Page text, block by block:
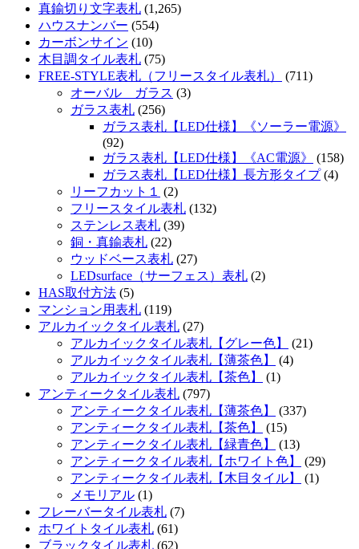
真鍮切り文字表札 (1,265)
ハウスナンバー (554)
カーボンサイン (10)
木目調タイル表札 (75)
FREE-STYLE表札（フリースタイル表札）
(711)
オーバル ガラス (3)
ガラス表札 (256)
ガラス表札【LED仕様】《ソーラー電源》
(92)
ガラス表札【LED仕様】《AC電源》
(158)
ガラス表札【LED仕様】長方形タイプ(4)
リーフカット１
(2)
フリースタイル表札 (132)
ステンレス表札 (39)
銅・真鍮表札 (22)
ウッドベース表札 (27)
LEDsurface（サーフェス）表札 (2)
HAS取付方法 (5)
マンション用表札 (119)
アルカイックタイル表札 (27)
アルカイックタイル表札【グレー色】
(21)
アルカイックタイル表札【薄茶色】
(4)
アルカイックタイル表札【茶色】
(1)
アンティークタイル表札 (797)
アンティークタイル表札【薄茶色】
(337)
アンティークタイル表札【茶色】
(15)
アンティークタイル表札【緑青色】
(13)
アンティークタイル表札【ホワイト色】
(29)
アンティークタイル表札【木目タイル】
(1)
メモリアル (1)
フレーバータイル表札 (7)
ホワイトタイル表札 (61)
ブラックタイル表札 (62)